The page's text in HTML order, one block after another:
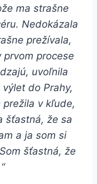
ma strašne
Nedokázala
prežívala,
procese
uvoľnila
do Prahy,
v kľude,
šťastná, že sa
a ja som si
šťastná, že